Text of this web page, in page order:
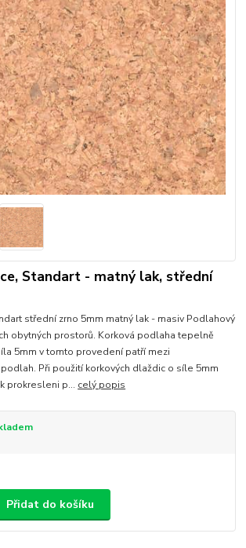
Standart - matný lak, střední
střední zrno 5mm matný lak - masiv Podlahový
obytných prostorů. Korková podlaha tepelně
5mm v tomto provedení patří mezi
Při použití korkových dlaždic o síle 5mm
prokresleni p... celý popis
Přidat do košíku